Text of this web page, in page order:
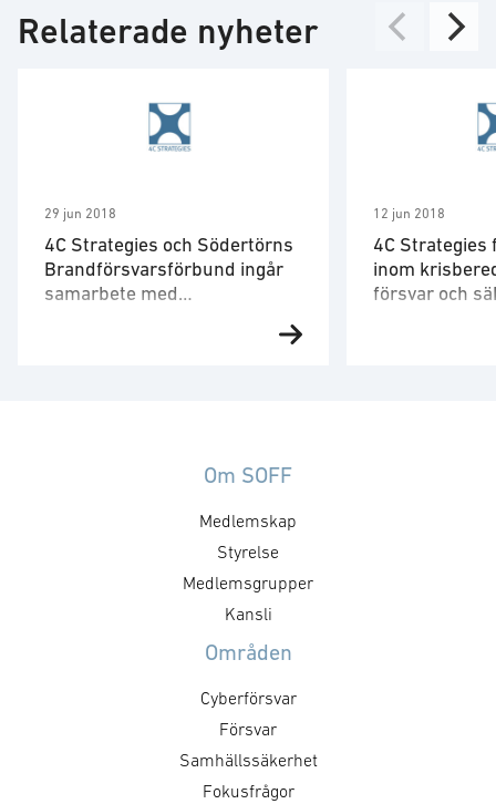
Relaterade nyheter
29 jun 2018
4C Strategies och Södertörns
Brandförsvarsförbund ingår
samarbete med
Risk- och krishanteringsföretaget
ingått ett samarbete med
Projektet syftar till att
tillgängliggöra bilder och video
inhämtade via autonoma
ledningsstödssystemet Exonaut®.
beslutsunderlag för både
brandstyrkor på väg ut till en
12 jun 2018
4C Strategies
inom
försvar och
Om SOFF
Medlemskap
Styrelse
Medlemsgrupper
Kansli
Områden
Cyberförsvar
Försvar
Samhällssäkerhet
Fokusfrågor